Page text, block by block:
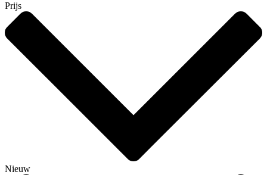
Prijs
Nieuw